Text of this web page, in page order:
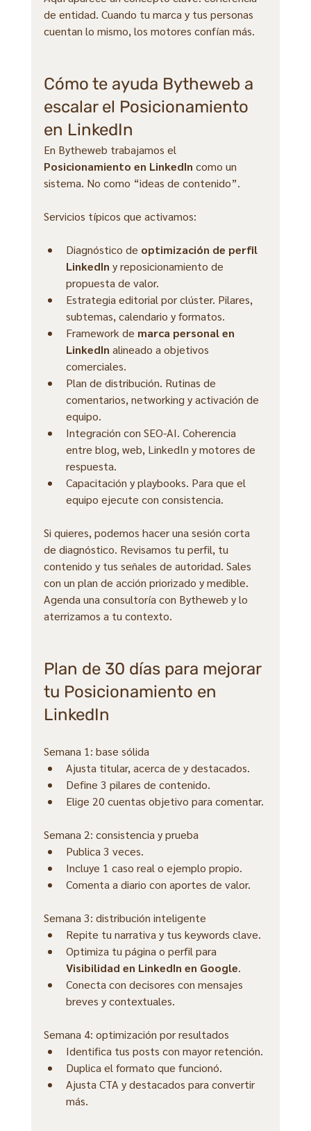
de entidad. Cuando tu marca y tus personas
cuentan lo mismo, los motores confían más.
Cómo te ayuda Bytheweb a
escalar el Posicionamiento
en LinkedIn
En Bytheweb trabajamos el
Posicionamiento en LinkedIn como un
sistema. No como “ideas de contenido”.
Servicios típicos que activamos:
Diagnóstico de optimización de perfil
LinkedIn y reposicionamiento de
propuesta de valor.
Estrategia editorial por clúster. Pilares,
subtemas, calendario y formatos.
Framework de marca personal en
LinkedIn alineado a objetivos
comerciales.
Plan de distribución. Rutinas de
comentarios, networking y activación de
equipo.
Integración con SEO-AI. Coherencia
entre blog, web, LinkedIn y motores de
respuesta.
Capacitación y playbooks. Para que el
equipo ejecute con consistencia.
Si quieres, podemos hacer una sesión corta
de diagnóstico. Revisamos tu perfil, tu
contenido y tus señales de autoridad. Sales
con un plan de acción priorizado y medible.
Agenda una consultoría con Bytheweb y lo
aterrizamos a tu contexto.
Plan de 30 días para mejorar
tu Posicionamiento en
LinkedIn
Semana 1: base sólida
Ajusta titular, acerca de y destacados.
Define 3 pilares de contenido.
Elige 20 cuentas objetivo para comentar.
Semana 2: consistencia y prueba
Publica 3 veces.
Incluye 1 caso real o ejemplo propio.
Comenta a diario con aportes de valor.
Semana 3: distribución inteligente
Repite tu narrativa y tus keywords clave.
Optimiza tu página o perfil para
Visibilidad en LinkedIn en Google.
Conecta con decisores con mensajes
breves y contextuales.
Semana 4: optimización por resultados
Identifica tus posts con mayor retención.
Duplica el formato que funcionó.
Ajusta CTA y destacados para convertir
más.